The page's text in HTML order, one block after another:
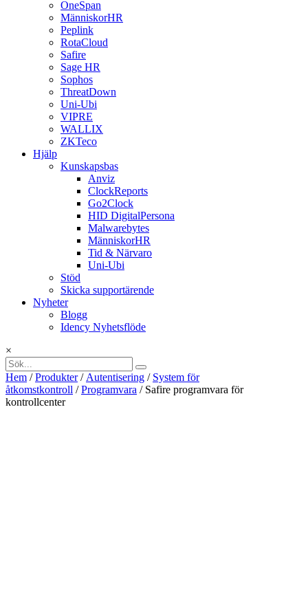
OneSpan
MänniskorHR
Peplink
RotaCloud
Safire
Sage HR
Sophos
ThreatDown
Uni-Ubi
VIPRE
WALLIX
ZKTeco
Hjälp
Kunskapsbas
Anviz
ClockReports
Go2Clock
HID DigitalPersona
Malwarebytes
MänniskorHR
Tid & Närvaro
Uni-Ubi
Stöd
Skicka supportärende
Nyheter
Blogg
Idency Nyhetsflöde
×
Hem /Produkter/Autentisering / System för
åtkomstkontroll /Programvara / Safire programvara för
kontrollcenter